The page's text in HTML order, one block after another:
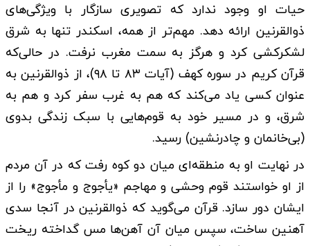
حیات او وجود ندارد که تصویری سازگار با ویژگی‌های
ذوالقرنین ارائه دهد. مهم‌تر از همه، اسکندر تنها به شرق
لشکرکشی کرد و هرگز به سمت مغرب نرفت. در حالی‌که
قرآن کریم در سوره کهف (آیات ۸۳ تا ۹۸)، از ذوالقرنین به
عنوان کسی یاد می‌کند که هم به غرب سفر کرد و هم به
شرق، و در مسیر خود به قوم‌هایی با سبک زندگی بدوی
(بی‌خانمان و چادرنشین) رسید.
در نهایت او به منطقه‌ای میان دو کوه رفت که در آن مردم
از او خواستند قوم وحشی و مهاجم «یأجوج و مأجوج» را از
ایشان دور سازد. قرآن می‌گوید که ذوالقرنین در آنجا سدی
آهنین ساخت، سپس میان آن آهن‌ها مس گداخته ریخت